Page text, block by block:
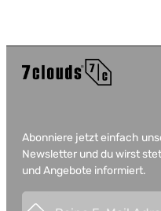
Abonniere jetzt einfach
Newsletter und du wirst
und Angebote informiert.